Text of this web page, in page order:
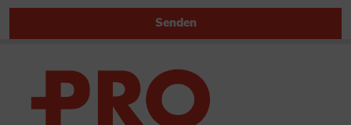
Senden